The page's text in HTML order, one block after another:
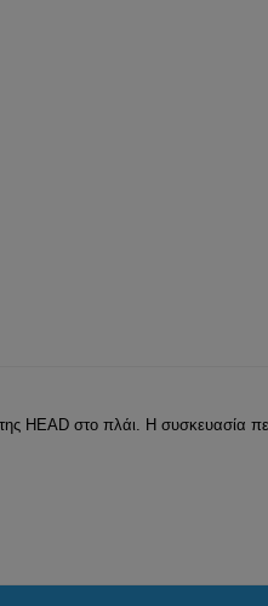
HEAD στο πλάι. Η συσκευασία